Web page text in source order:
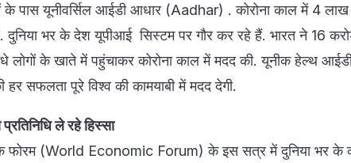
के पास यूनीवर्सिल आईडी आधार (Aadhar) . कोरोना काल में 4
भर के देश यूपीआई सिस्टम पर गौर कर रहे हैं. भारत ने 16
लोगों के खाते में पहुंचाकर कोरोना काल में मदद की. यूनीक हेल्थ
हर सफलता पूरे विश्व की कामयाबी में मदद देगी.
ले रहे हिस्सा
फोरम (World Economic Forum) के इस सत्र में दुनिया भर के